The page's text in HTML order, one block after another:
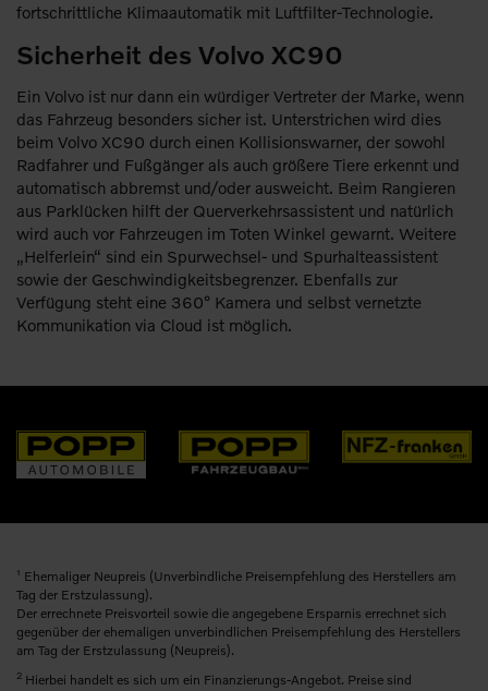
fortschrittliche Klimaautomatik mit Luftfilter-Technologie.
Sicherheit des Volvo XC90
Ein Volvo ist nur dann ein würdiger Vertreter der Marke, wenn
das Fahrzeug besonders sicher ist. Unterstrichen wird dies
beim Volvo XC90 durch einen Kollisionswarner, der sowohl
Radfahrer und Fußgänger als auch größere Tiere erkennt und
automatisch abbremst und/oder ausweicht. Beim Rangieren
aus Parklücken hilft der Querverkehrsassistent und natürlich
wird auch vor Fahrzeugen im Toten Winkel gewarnt. Weitere
„Helferlein“ sind ein Spurwechsel- und Spurhalteassistent
sowie der Geschwindigkeitsbegrenzer. Ebenfalls zur
Verfügung steht eine 360° Kamera und selbst vernetzte
Kommunikation via Cloud ist möglich.
1 Ehemaliger Neupreis (Unverbindliche Preisempfehlung des Herstellers am
Tag der Erstzulassung).
Der errechnete Preisvorteil sowie die angegebene Ersparnis errechnet sich
gegenüber der ehemaligen unverbindlichen Preisempfehlung des Herstellers
am Tag der Erstzulassung (Neupreis).
2 Hierbei handelt es sich um ein Finanzierungs-Angebot. Preise sind